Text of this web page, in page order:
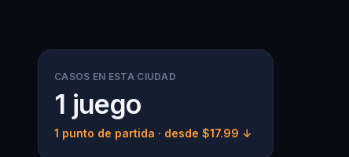
CASOS EN ESTA CIUDAD
1 juego
1 punto de partida · desde $17.99 ↓